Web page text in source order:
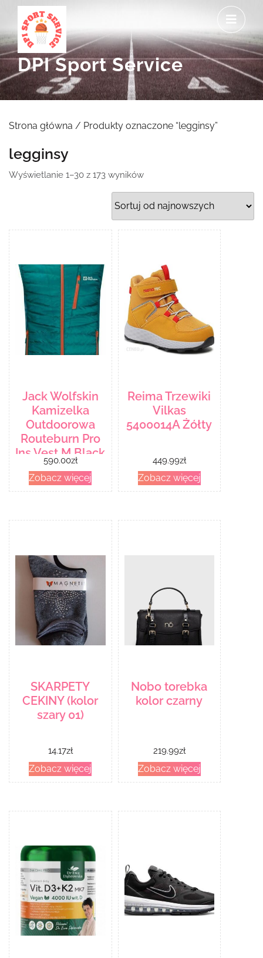
content
DPI Sport Service
Strona główna / Produkty oznaczone “legginsy”
legginsy
Wyświetlanie 1–30 z 173 wynikówPosortowane
według
najnowszych
Jack Wolfskin
Kamizelka
Outdoorowa
Routeburn Pro
Ins Vest M Black
590.00zł
Zobacz więcej
Reima Trzewiki
Vilkas
5400014A Żółty
449.99zł
Zobacz więcej
SKARPETY
CEKINY (kolor
szary 01)
14.17zł
Zobacz więcej
Nobo torebka
kolor czarny
219.99zł
Zobacz więcej